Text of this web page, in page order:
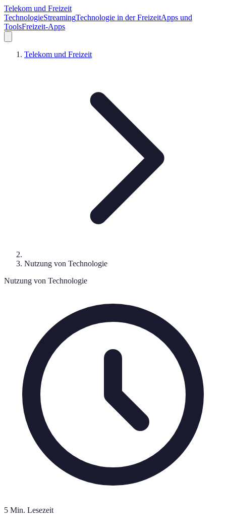
Telekom und Freizeit
TechnologieStreamingTechnologie in der FreizeitApps und
ToolsFreizeit-Apps
Telekom und Freizeit
Nutzung von Technologie
Nutzung von Technologie
5 Min. Lesezeit